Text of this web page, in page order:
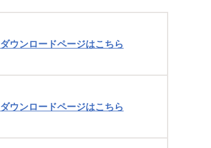
ダウンロードページはこちら
ダウンロードページはこちら